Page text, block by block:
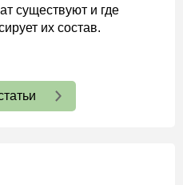
существуют и где
их состав.